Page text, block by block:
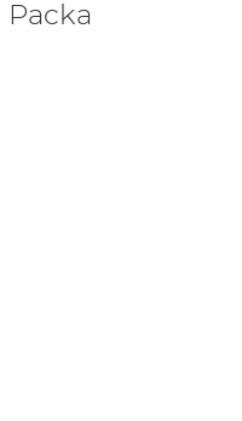
Packa